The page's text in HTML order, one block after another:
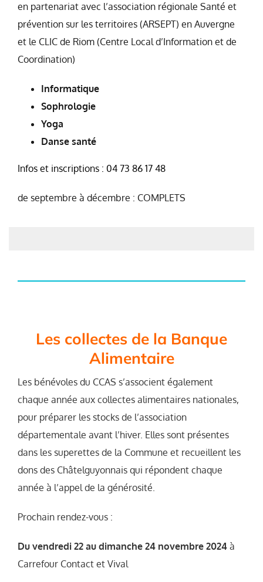
en partenariat avec l’association régionale Santé et
prévention sur les territoires (ARSEPT) en Auvergne
et le CLIC de Riom (Centre Local d’Information et de
Coordination)
Informatique
Sophrologie
Yoga
Danse santé
Infos et inscriptions : 04 73 86 17 48
de septembre à décembre : COMPLETS
Les collectes de la Banque
Alimentaire
Les bénévoles du CCAS s’associent également
chaque année aux collectes alimentaires nationales,
pour préparer les stocks de l’association
départementale avant l’hiver. Elles sont présentes
dans les superettes de la Commune et recueillent les
dons des Châtelguyonnais qui répondent chaque
année à l’appel de la générosité.
Prochain rendez-vous :
Du vendredi 22 au dimanche 24 novembre 2024 à
Carrefour Contact et Vival